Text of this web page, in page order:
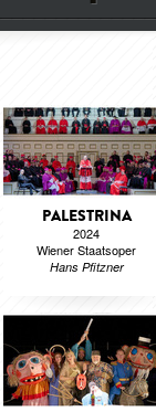
PALESTRINA
2024
Wiener Staatsoper
Hans Pfitzner